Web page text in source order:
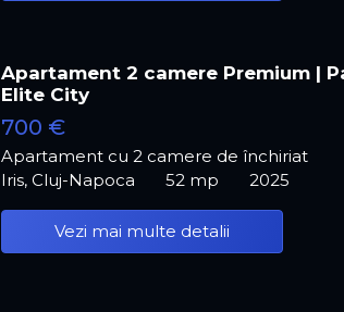
Apartament 2 camere Premium |
Elite City
700 €
Apartament cu 2 camere de închiriat
Iris, Cluj-Napoca
52 mp 2025
Vezi mai multe detalii